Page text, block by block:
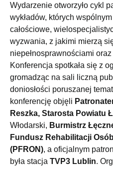
Wydarzenie otworzyło cykl
wykładów, których
całościowe,
wyzwania, z jakimi mierzą
niepełnosprawnościami
Konferencja spotkała się z
gromadząc na sali liczną
doniosłości poruszanej
konferencję objęli
Reszka, Starosta Powiatu
Włodarski, Burmistrz
Fundusz Rehabilitacji
(PFRON), a oficjalnym
była stacja TVP3 Lublin.